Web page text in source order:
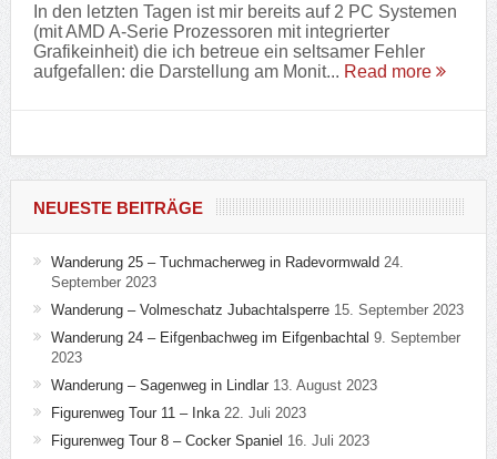
In den letzten Tagen ist mir bereits auf 2 PC Systemen
(mit AMD A-Serie Prozessoren mit integrierter
Grafikeinheit) die ich betreue ein seltsamer Fehler
aufgefallen: die Darstellung am Monit... Read more
NEUESTE BEITRÄGE
Wanderung 25 – Tuchmacherweg in Radevormwald 24.
September 2023
Wanderung – Volmeschatz Jubachtalsperre 15. September 2023
Wanderung 24 – Eifgenbachweg im Eifgenbachtal 9. September
2023
Wanderung – Sagenweg in Lindlar 13. August 2023
Figurenweg Tour 11 – Inka 22. Juli 2023
Figurenweg Tour 8 – Cocker Spaniel 16. Juli 2023